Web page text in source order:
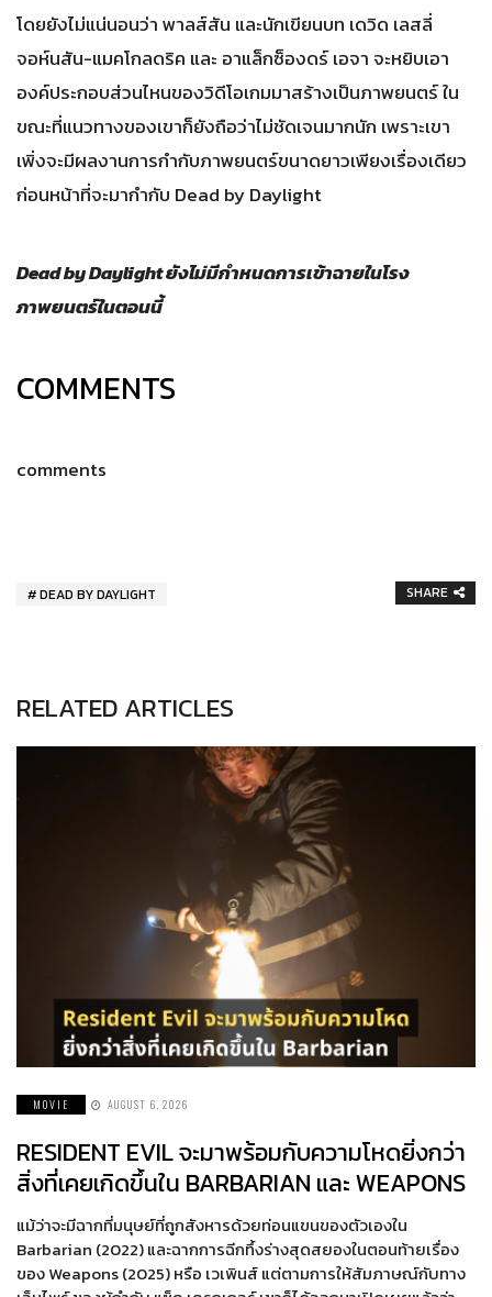
โดยยังไม่แน่นอนว่า พาลส์สัน และนักเขียนบท เดวิด เลสลี่
จอห์นสัน-แมคโกลดริค และ อาแล็กซ็องดร์ เอจา จะหยิบเอา
องค์ประกอบส่วนไหนของวิดีโอเกมมาสร้างเป็นภาพยนตร์ ใน
ขณะที่แนวทางของเขาก็ยังถือว่าไม่ชัดเจนมากนัก เพราะเขา
เพิ่งจะมีผลงานการกำกับภาพยนตร์ขนาดยาวเพียงเรื่องเดียว
ก่อนหน้าที่จะมากำกับ Dead by Daylight
Dead by Daylight ยังไม่มีกำหนดการเข้าฉายในโรง
ภาพยนตร์ในตอนนี้
COMMENTS
comments
DEAD BY DAYLIGHT SHARE
RELATED ARTICLES
MOVIE AUGUST 6, 2026
RESIDENT EVIL จะมาพร้อมกับความโหดยิ่งกว่า
สิ่งที่เคยเกิดขึ้นใน BARBARIAN และ WEAPONS
แม้ว่าจะมีฉากที่มนุษย์ที่ถูกสังหารด้วยท่อนแขนของตัวเองใน
Barbarian (2022) และฉากการฉีกทึ้งร่างสุดสยองในตอนท้ายเรื่อง
ของ Weapons (2025) หรือ เวเพินส์ แต่ตามการให้สัมภาษณ์กับทาง